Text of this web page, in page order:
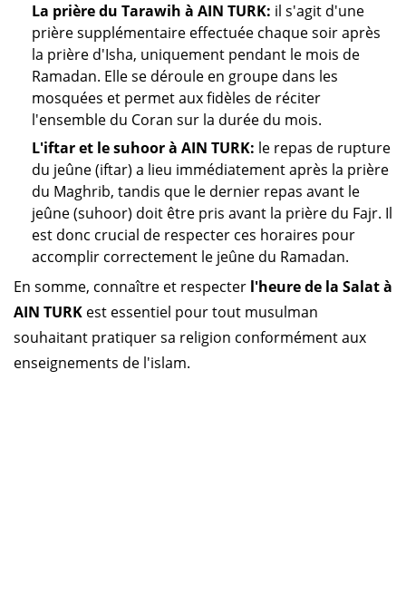
La prière du Tarawih à AIN TURK: il s'agit d'une
prière supplémentaire effectuée chaque soir après
la prière d'Isha, uniquement pendant le mois de
Ramadan. Elle se déroule en groupe dans les
mosquées et permet aux fidèles de réciter
l'ensemble du Coran sur la durée du mois.
L'iftar et le suhoor à AIN TURK: le repas de rupture
du jeûne (iftar) a lieu immédiatement après la prière
du Maghrib, tandis que le dernier repas avant le
jeûne (suhoor) doit être pris avant la prière du Fajr. Il
est donc crucial de respecter ces horaires pour
accomplir correctement le jeûne du Ramadan.
En somme, connaître et respecter l'heure de la Salat à
AIN TURK est essentiel pour tout musulman
souhaitant pratiquer sa religion conformément aux
enseignements de l'islam.